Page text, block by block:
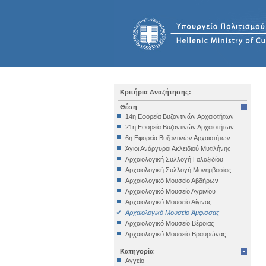
Κριτήρια Αναζήτησης:
Θέση
14η Εφορεία Βυζαντινών Αρχαιοτήτων
21η Εφορεία Βυζαντινών Αρχαιοτήτων
6η Εφορεία Βυζαντινών Αρχαιοτήτων
Άγιοι Ανάργυροι Ακλειδιού Μυτιλήνης
Αρχαιολογική Συλλογή Γαλαξιδίου
Αρχαιολογική Συλλογή Μονεμβασίας
Αρχαιολογικό Μουσείο Αβδήρων
Αρχαιολογικό Μουσείο Αγρινίου
Αρχαιολογικό Μουσείο Αίγινας
Αρχαιολογικό Μουσείο Άμφισσας
Αρχαιολογικό Μουσείο Βέροιας
Αρχαιολογικό Μουσείο Βραυρώνας
Αρχαιολογικό Μουσείο Δελφών
Αρχαιολογικό Μουσείο Ηγουμενίτσας
Κατηγορία
Αγγείο